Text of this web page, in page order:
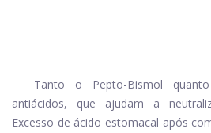
Tanto o Pepto-Bismol
antiácidos, que ajudam a
Excesso de ácido estomacal após